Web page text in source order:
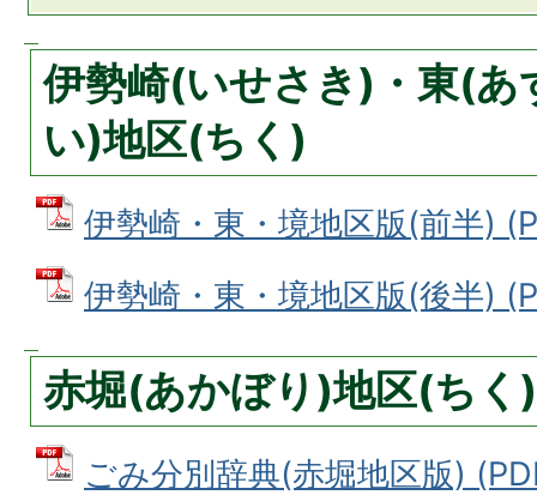
伊勢崎(いせさき)・東(あ
い)地区(ちく)
伊勢崎・東・境地区版(前半)
伊勢崎・東・境地区版(後半)
赤堀(あかぼり)地区(ちく)
ごみ分別辞典(赤堀地区版)